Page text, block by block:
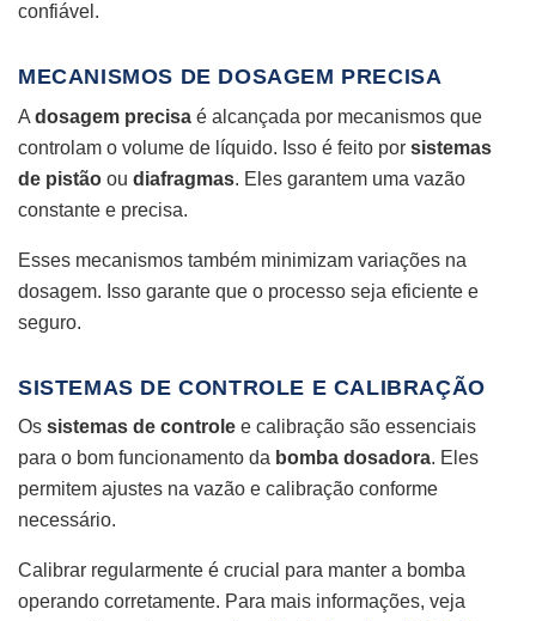
confiável.
MECANISMOS DE DOSAGEM PRECISA
A dosagem precisa é alcançada por mecanismos que
controlam o volume de líquido. Isso é feito por sistemas
de pistão ou diafragmas. Eles garantem uma vazão
constante e precisa.
Esses mecanismos também minimizam variações na
dosagem. Isso garante que o processo seja eficiente e
seguro.
SISTEMAS DE CONTROLE E CALIBRAÇÃO
Os sistemas de controle e calibração são essenciais
para o bom funcionamento da bomba dosadora. Eles
permitem ajustes na vazão e calibração conforme
necessário.
Calibrar regularmente é crucial para manter a bomba
operando corretamente. Para mais informações, veja